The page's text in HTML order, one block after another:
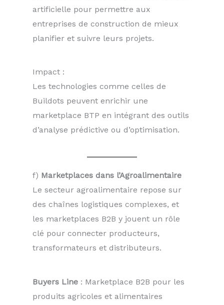
artificielle pour permettre aux
entreprises de construction de mieux
planifier et suivre leurs projets.
Impact :
Les technologies comme celles de
Buildots peuvent enrichir une
marketplace BTP en intégrant des outils
d’analyse prédictive ou d’optimisation.
f) Marketplaces dans l’Agroalimentaire
Le secteur agroalimentaire repose sur
des chaînes logistiques complexes, et
les marketplaces B2B y jouent un rôle
clé pour connecter producteurs,
transformateurs et distributeurs.
Buyers Line : Marketplace B2B pour les
produits agricoles et alimentaires